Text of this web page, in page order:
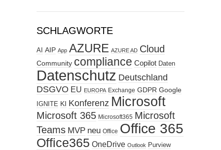
SCHLAGWORTE
AI AIP App AZURE AZURE AD Cloud
Community compliance Copilot Daten
Datenschutz Deutschland
DSGVO EU EUROPA Exchange GDPR Google
IGNITE KI Konferenz Microsoft
Microsoft 365 Microsoft365 Microsoft
Teams MVP neu Office Office 365
Office365 OneDrive Outlook Purview